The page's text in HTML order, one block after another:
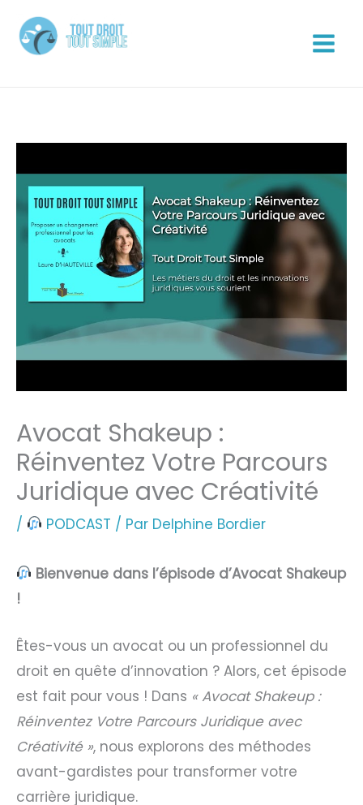
contenu
Avocat Shakeup :
Réinventez Votre Parcours
Juridique avec Créativité
/ PODCAST / Par Delphine Bordier
Bienvenue dans l’épisode d’Avocat Shakeup
!
Êtes-vous un avocat ou un professionnel du
droit en quête d’innovation ? Alors, cet épisode
est fait pour vous ! Dans « Avocat Shakeup :
Réinventez Votre Parcours Juridique avec
Créativité », nous explorons des méthodes
avant-gardistes pour transformer votre
carrière juridique.